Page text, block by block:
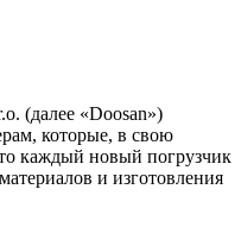
(далее «Doosan»)
которые, в свою
каждый новый погрузчик
и изготовления